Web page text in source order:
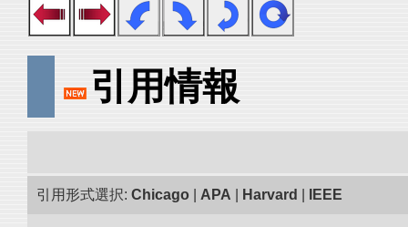
引用情報
引用形式選択: Chicago APA Harvard IEEE